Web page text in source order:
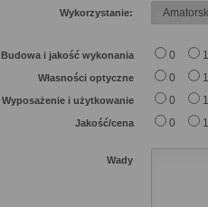
Wykorzystanie:
Budowa i jakość wykonania 0 1
Własności optyczne 0 1
Wyposażenie i użytkowanie 0 1
Jakość/cena 0 1
Wady